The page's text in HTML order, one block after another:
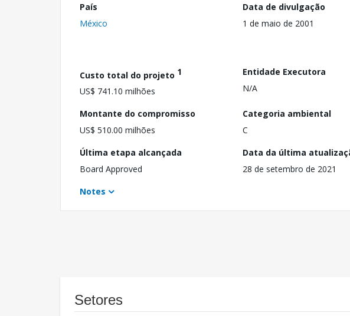
País
México
Data de divulgação
1 de maio de 2001
Custo total do projeto 1
US$ 741.10 milhões
Entidade Executora
N/A
Montante do compromisso
US$ 510.00 milhões
Categoria ambiental
C
Última etapa alcançada
Board Approved
Data da última
28 de setembro de 2021
Notes
Setores